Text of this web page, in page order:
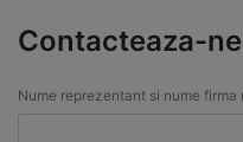
Contacteaza-
Nume reprezentant si nume